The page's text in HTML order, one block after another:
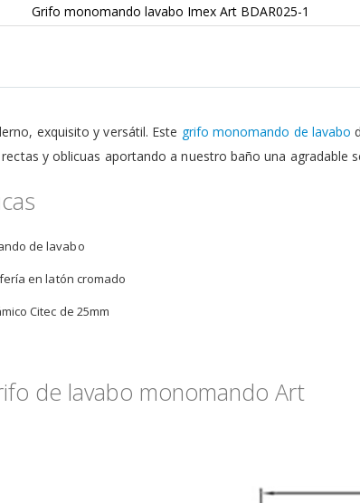
Grifo monomando lavabo Imex Art BDAR025-1
exquisito y versátil. Este grifo monomando de lavabo
y oblicuas aportando a nuestro baño una agradable
de lavabo
en latón cromado
Citec de 25mm
de lavabo monomando Art